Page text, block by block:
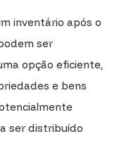
inventário após o
ser
opção eficiente,
e bens
ser distribuído